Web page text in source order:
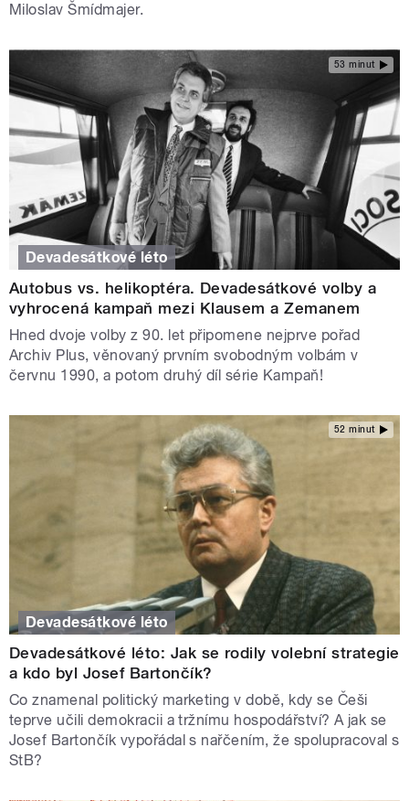
Miloslav Šmídmajer.
53 minut
Devadesátkové léto
Autobus vs. helikoptéra. Devadesátkové volby a
vyhrocená kampaň mezi Klausem a Zemanem
Hned dvoje volby z 90. let připomene nejprve pořad
Archiv Plus, věnovaný prvním svobodným volbám v
červnu 1990, a potom druhý díl série Kampaň!
52 minut
Devadesátkové léto
Devadesátkové léto: Jak se rodily volební strategie
a kdo byl Josef Bartončík?
Co znamenal politický marketing v době, kdy se Češi
teprve učili demokracii a tržnímu hospodářství? A jak se
Josef Bartončík vypořádal s nařčením, že spolupracoval s
StB?